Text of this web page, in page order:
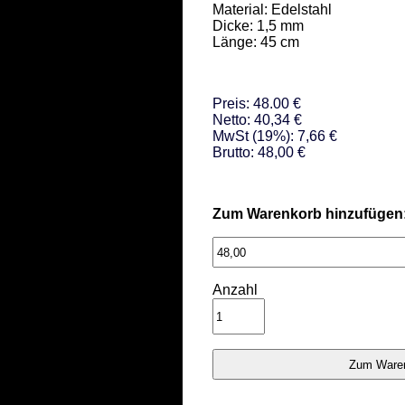
Material: Edelstahl
Dicke: 1,5 mm
Länge: 45 cm
Preis: 48.00 €
Netto: 40,34 €
MwSt (19%): 7,66 €
Brutto: 48,00 €
Zum Warenkorb
Anzahl